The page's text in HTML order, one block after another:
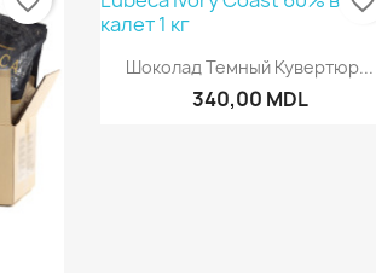
Быстрый просмотр
Шоколад Темный Кувертюр...
340,00 MDL